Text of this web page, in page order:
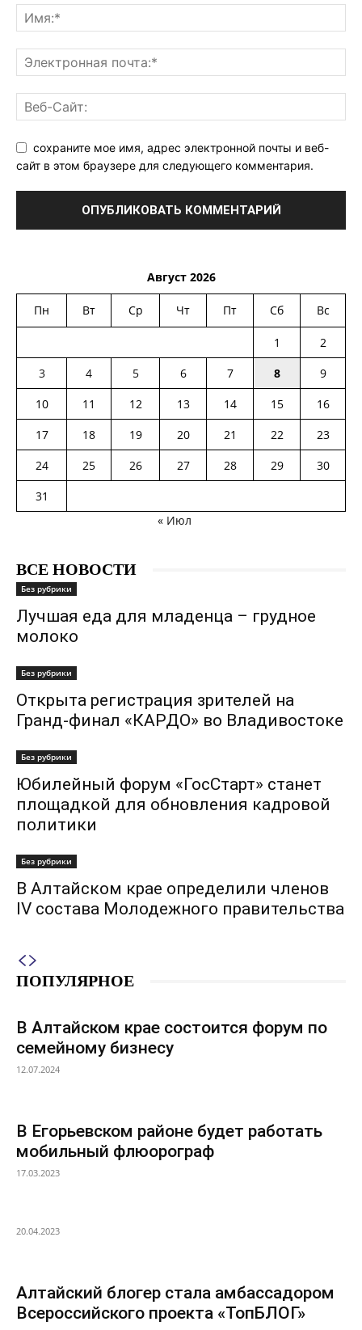
сохраните мое имя, адрес электронной почты и веб-
сайт в этом браузере для следующего комментария.
Август 2026
Пн Вт Ср Чт Пт Сб Вс
1
2
3
4 5 6 7 8
9
10
11 12 13 14 15
16
17
18 19 20 21 22
23
24
25 26 27 28 29
30
31
« Июл
ВСЕ НОВОСТИ
Без рубрики
Лучшая еда для младенца – грудное
молоко
Без рубрики
Открыта регистрация зрителей на
Гранд-финал «КАРДО» во Владивостоке
Без рубрики
Юбилейный форум «ГосСтарт» станет
площадкой для обновления кадровой
политики
Без рубрики
В Алтайском крае определили членов
IV состава Молодежного правительства
ПОПУЛЯРНОЕ
В Алтайском крае состоится форум по
семейному бизнесу
12.07.2024
В Егорьевском районе будет работать
мобильный флюорограф
17.03.2023
20.04.2023
Алтайский блогер стала амбассадором
Всероссийского проекта «ТопБЛОГ»